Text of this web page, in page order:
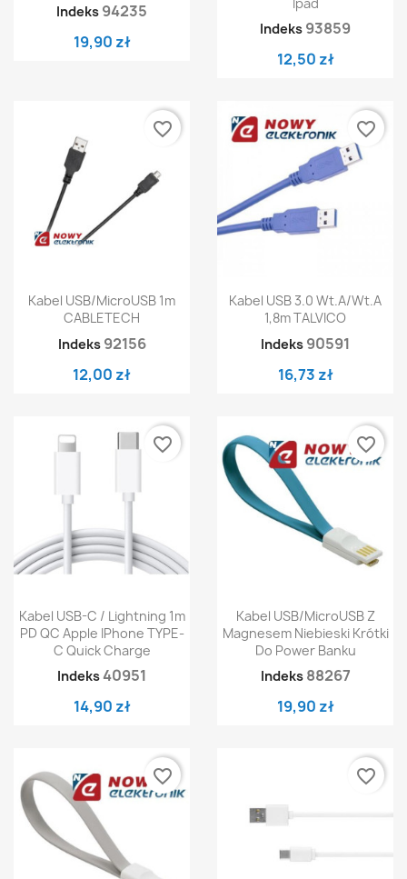
Indeks 94235
19,90 zł
Indeks 93859
12,50 zł
Kabel USB/MicroUSB 1m
CABLETECH
Indeks 92156
12,00 zł
favorite_border
Kabel USB 3.0 Wt.A/wt.A
1,8m TALVICO
Indeks 90591
16,73 zł
favorite_border
Kabel USB-C / Lightning 1m
PD QC Apple IPhone TYPE-
C Quick Charge
Indeks 40951
14,90 zł
favorite_border
Kabel USB/MicroUSB Z
Magnesem Niebieski Krótki
Do Power Banku
Indeks 88267
19,90 zł
favorite_border
favorite_border favorite_border